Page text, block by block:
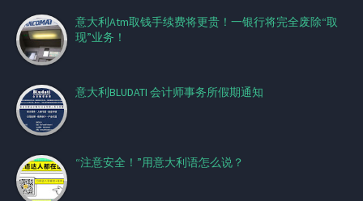
意大利Atm取钱手续费将更贵！一银行将完全废除“取
现”业务！
意大利BLUDATI 会计师事务所假期通知
“注意安全！”用意大利语怎么说？